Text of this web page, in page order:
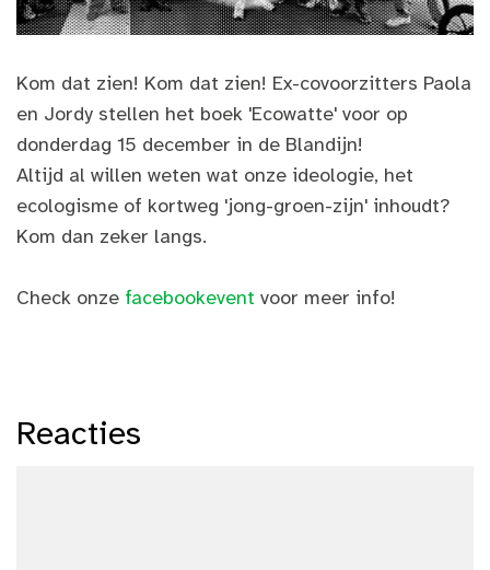
Kom dat zien! Kom dat zien! Ex-covoorzitters Paola
en Jordy stellen het boek 'Ecowatte' voor op
donderdag 15 december in de Blandijn!
Altijd al willen weten wat onze ideologie, het
ecologisme of kortweg 'jong-groen-zijn' inhoudt?
Kom dan zeker langs.
Check onze facebookevent voor meer info!
Reacties